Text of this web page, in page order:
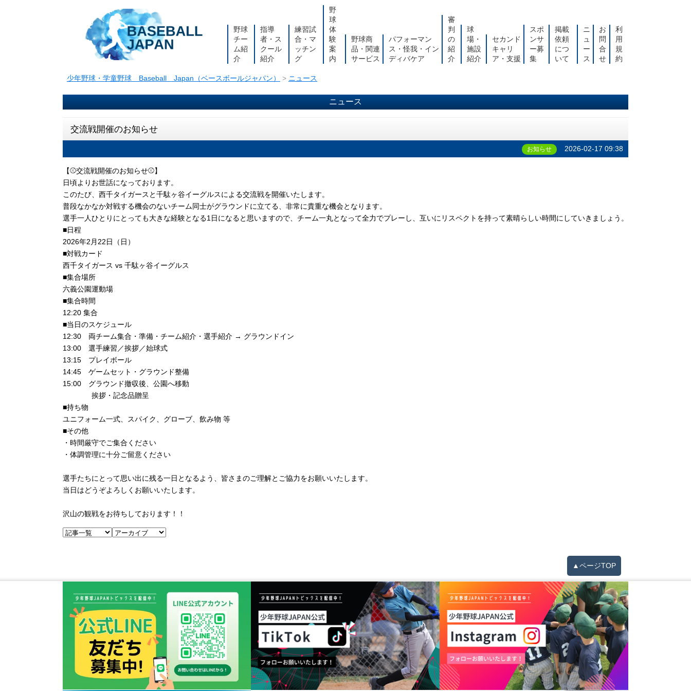
野球
チー
ム紹
介
指導
者・ス
クール
紹介
練習試
合・マ
ッチン
グ
野
球
体
験
案
内
野球商
品・関連
サービス
パフォーマン
ス・怪我・イン
ディバケア
審
判
の
紹
介
球
場・
施設
紹介
セカンド
キャリ
ア・支援
スポ
ンサ
ー募
集
掲載
依頼
につ
いて
ニ
ュ
ー
ス
お
問
合
せ
利
用
規
約
少年野球・学童野球 Baseball Japan（ベースボールジャパン） > ニュース
ニュース
交流戦開催のお知らせ
お知らせ 2026-02-17 09:38
【⚾交流戦開催のお知らせ⚾】
日頃よりお世話になっております。
このたび、西千タイガースと千駄ヶ谷イーグルスによる交流戦を開催いたします。
普段なかなか対戦する機会のないチーム同士がグラウンドに立てる、非常に貴重な機会となります。
選手一人ひとりにとっても大きな経験となる1日になると思いますので、チーム一丸となって全力でプレーし、互いにリスペクトを持って素晴らしい時間にしていきましょう。
■日程
2026年2月22日（日）
■対戦カード
西千タイガース vs 千駄ヶ谷イーグルス
■集合場所
六義公園運動場
■集合時間
12:20 集合
■当日のスケジュール
12:30 両チーム集合・準備・チーム紹介・選手紹介 → グラウンドイン
13:00 選手練習／挨拶／始球式
13:15 プレイボール
14:45 ゲームセット・グラウンド整備
15:00 グラウンド撤収後、公園へ移動
挨拶・記念品贈呈
■持ち物
ユニフォーム一式、スパイク、グローブ、飲み物 等
■その他
・時間厳守でご集合ください
・体調管理に十分ご留意ください
選手たちにとって思い出に残る一日となるよう、皆さまのご理解とご協力をお願いいたします。
当日はどうぞよろしくお願いいたします。
沢山の観戦をお待ちしております！！
▲ページTOP